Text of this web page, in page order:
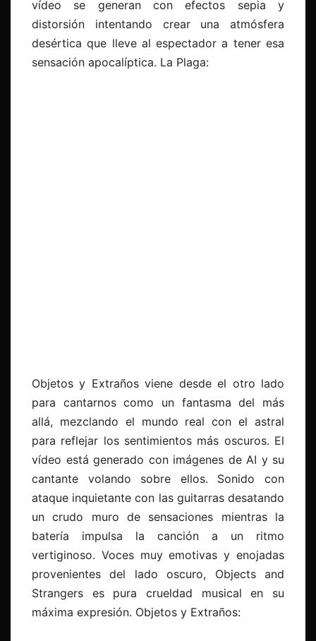
vídeo se generan con efectos sepia y
distorsión intentando crear una atmósfera
desértica que lleve al espectador a tener esa
sensación apocalíptica. La Plaga:
Objetos y Extraños viene desde el otro lado
para cantarnos como un fantasma del más
allá, mezclando el mundo real con el astral
para reflejar los sentimientos más oscuros. El
vídeo está generado con imágenes de AI y su
cantante volando sobre ellos. Sonido con
ataque inquietante con las guitarras desatando
un crudo muro de sensaciones mientras la
batería impulsa la canción a un ritmo
vertiginoso. Voces muy emotivas y enojadas
provenientes del lado oscuro, Objects and
Strangers es pura crueldad musical en su
máxima expresión. Objetos y Extraños: